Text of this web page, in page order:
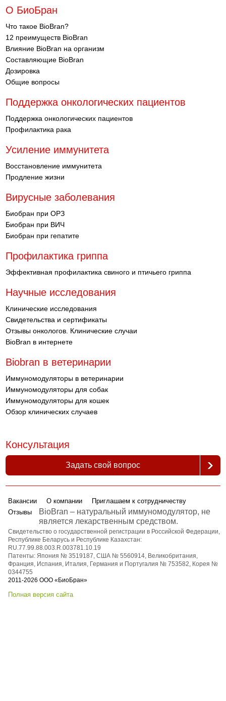
О БиоБран
Что такое BioBran?
12 преимуществ BioBran
Влияние BioBran на организм
Составляющие BioBran
Дозировка
Общие вопросы
Поддержка онкологических пациентов
Поддержка онкологических пациентов
Профилактика рака
Усиление иммунитета
Восстановление иммунитета
Продление жизни
Вирусные заболевания
Биобран при ОРЗ
Биобран при ВИЧ
Биобран при гепатите
Профилактика гриппа
Эффективная профилактика свиного и птичьего гриппа
Научные исследования
Клинические исследования
Свидетельства и сертификаты
Отзывы онкологов. Клинические случаи
BioBran в интернете
Biobran в ветеринарии
Иммуномодуляторы в ветеринарии
Иммуномодуляторы для собак
Иммуномодуляторы для кошек
Обзор клинических случаев
Консультация
Задать свой вопрос
Вакансии О компании
Приглашаем к сотрудничеству
Отзывы
BioBran – натуральный иммуномодулятор, не
является лекарственным средством.
Свидетельство о государственной регистрации в Российской Федерации,
Республике Беларусь и Республике Казахстан:
RU.77.99.88.003.R.003781.10.19
Патенты: Япония № 3519187, США № 5560914, Великобритания,
Франция, Испания, Италия, Германия и Португалия № 753582, Корея №
0344755
2011-2026 ООО «БиоБран»
Полная версия сайта